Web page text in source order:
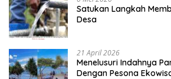
Satukan Langkah
Desa
21 April 2026
Menelusuri Indahnya
Dengan Pesona